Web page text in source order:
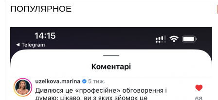
ПОПУЛЯРНОЕ